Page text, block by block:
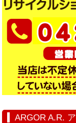
ARGOR A.R.